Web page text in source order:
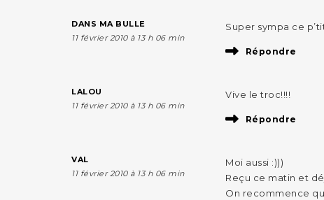
DANS MA BULLE
11 février 2010 à 13 h 06 min
Super sympa ce
Répondre
LALOU
11 février 2010 à 13 h 06 min
Vive le troc!!!!
Répondre
VAL
11 février 2010 à 13 h 06 min
Moi aussi :)))
Reçu ce matin et
On recommence